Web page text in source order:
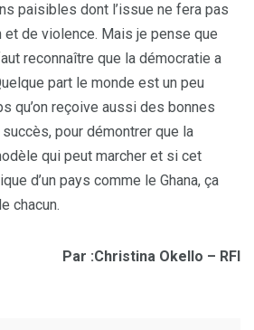
paisibles dont l’issue ne fera pas
et de violence. Mais je pense que
reconnaître que la démocratie a
part le monde est un peu
qu’on reçoive aussi des bonnes
pour démontrer que la
qui peut marcher et si cet
d’un pays comme le Ghana, ça
chacun.
Par :Christina Okello – RFI